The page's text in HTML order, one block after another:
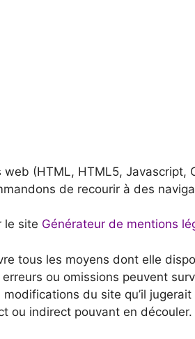
(HTML, HTML5, Javascript,
de recourir à des
le site Générateur de mentions
tous les moyens dont elle
ou omissions peuvent
du site qu’il
ou indirect pouvant en découler.